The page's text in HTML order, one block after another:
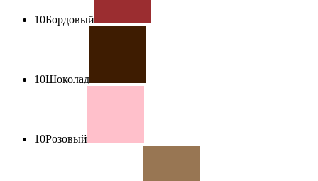
10Бордовый
10Шоколад
10Розовый